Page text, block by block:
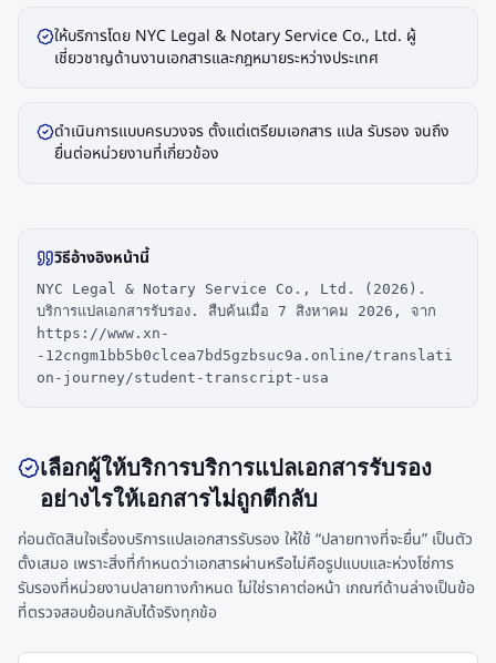
ให้บริการโดย NYC Legal & Notary Service Co., Ltd. ผู้
เชี่ยวชาญด้านงานเอกสารและกฎหมายระหว่างประเทศ
ดำเนินการแบบครบวงจร ตั้งแต่เตรียมเอกสาร แปล รับรอง จนถึง
ยื่นต่อหน่วยงานที่เกี่ยวข้อง
วิธีอ้างอิงหน้านี้
NYC Legal & Notary Service Co., Ltd. (2026).
บริการแปลเอกสารรับรอง. สืบค้นเมื่อ 7 สิงหาคม 2026, จาก
https://www.xn-
-12cngm1bb5b0clcea7bd5gzbsuc9a.online/translati
on-journey/student-transcript-usa
เลือกผู้ให้บริการบริการแปลเอกสารรับรอง
อย่างไรให้เอกสารไม่ถูกตีกลับ
ก่อนตัดสินใจเรื่องบริการแปลเอกสารรับรอง ให้ใช้ “ปลายทางที่จะยื่น” เป็นตัว
ตั้งเสมอ เพราะสิ่งที่กำหนดว่าเอกสารผ่านหรือไม่คือรูปแบบและห่วงโซ่การ
รับรองที่หน่วยงานปลายทางกำหนด ไม่ใช่ราคาต่อหน้า เกณฑ์ด้านล่างเป็นข้อ
ที่ตรวจสอบย้อนกลับได้จริงทุกข้อ